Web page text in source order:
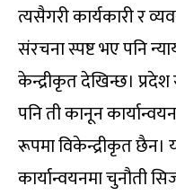
त्यसैगरी कार्यकारी र
संरचना स्पष्ट भए पनि
केन्द्रीकृत देखिन्छ।
पनि ती कानून
रूपमा विकेन्द्रीकृत छैन।
कार्यान्वयनमा चुनौती